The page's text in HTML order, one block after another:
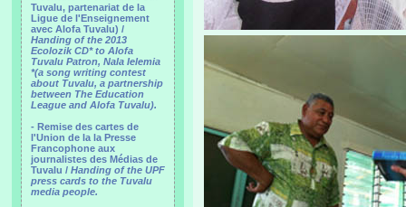
Tuvalu, partenariat de la
Ligue de l'Enseignement
avec Alofa Tuvalu) /
Handing of the 2013
Ecolozik CD* to Alofa
Tuvalu Patron, Nala Ielemia
*(a song writing contest
about Tuvalu, a partnership
between The Education
League and Alofa Tuvalu).
- Remise des cartes de
l'Union de la la Presse
Francophone aux
journalistes des Médias de
Tuvalu / Handing of the UPF
press cards to the Tuvalu
media people.